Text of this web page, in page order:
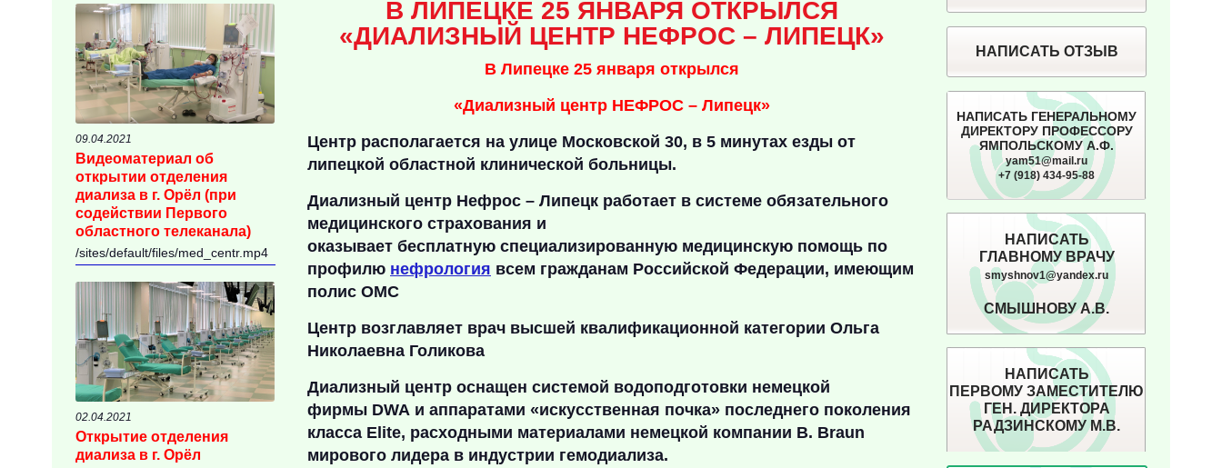
В ЛИПЕЦКЕ 25 ЯНВАРЯ ОТКРЫЛСЯ
«ДИАЛИЗНЫЙ ЦЕНТР НЕФРОС – ЛИПЕЦК»
В Липецке 25 января открылся
«Диализный центр НЕФРОС – Липецк»
Центр располагается на улице Московской 30, в 5 минутах езды от
липецкой областной клинической больницы.
Диализный центр Нефрос – Липецк работает в системе обязательного
медицинского страхования и
оказывает бесплатную специализированную медицинскую помощь по
профилю нефрология всем гражданам Российской Федерации, имеющим
полис ОМС
Центр возглавляет врач высшей квалификационной категории Ольга
Николаевна Голикова
Диализный центр оснащен системой водоподготовки немецкой
фирмы DWA и аппаратами «искусственная почка» последнего поколения
класса Elite, расходными материалами немецкой компании B. Braun
мирового лидера в индустрии гемодиализа.
09.04.2021
Видеоматериал об
открытии отделения
диализа в г. Орёл (при
содействии Первого
областного телеканала)
/sites/default/files/med_centr.mp4
02.04.2021
Открытие отделения
диализа в г. Орёл
НАПИСАТЬ ОТЗЫВ
НАПИСАТЬ ГЕНЕРАЛЬНОМУ
ДИРЕКТОРУ ПРОФЕССОРУ
ЯМПОЛЬСКОМУ А.Ф.
yam51@mail.ru
+7 (918) 434-95-88
НАПИСАТЬ
ГЛАВНОМУ ВРАЧУ
smyshnov1@yandex.ru
СМЫШНОВУ А.В.
НАПИСАТЬ
ПЕРВОМУ ЗАМЕСТИТЕЛЮ
ГЕН. ДИРЕКТОРА
РАДЗИНСКОМУ М.В.